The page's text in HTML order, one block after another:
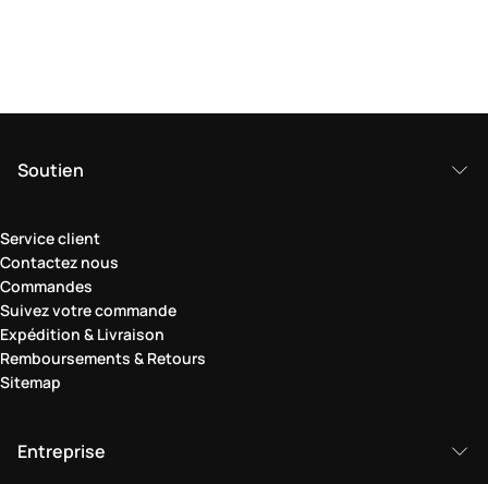
Soutien
Service client
Contactez nous
Commandes
Suivez votre commande
Expédition & Livraison
Remboursements & Retours
Sitemap
Entreprise